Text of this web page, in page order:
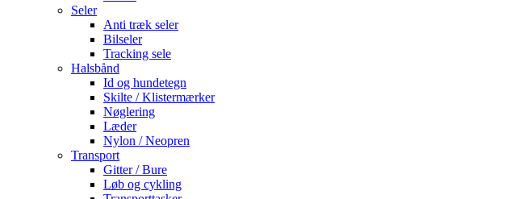
Seler
Anti træk seler
Bilseler
Tracking sele
Halsbånd
Id og hundetegn
Skilte / Klistermærker
Nøglering
Læder
Nylon / Neopren
Transport
Gitter / Bure
Løb og cykling